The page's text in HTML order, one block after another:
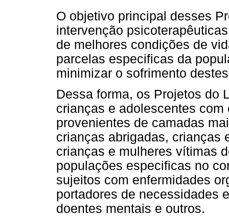
O objetivo principal desses
intervenção
de melhores condições de
parcelas especificas da
minimizar o sofrimento
Dessa forma, os Projetos do
crianças e adolescentes
provenientes de camadas
crianças abrigadas, crianças
crianças e mulheres vítimas
populações especificas no
sujeitos com enfermidades
portadores de necessidades
doentes mentais e outros.